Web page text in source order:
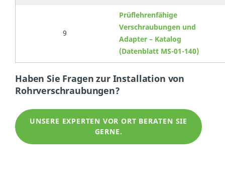
9
Prüflehrenfähige
Verschraubungen und
Adapter – Katalog
(Datenblatt MS-01-140)
Haben Sie Fragen zur Installation von
Rohrverschraubungen?
UNSERE EXPERTEN VOR ORT BERATEN SIE
GERNE.